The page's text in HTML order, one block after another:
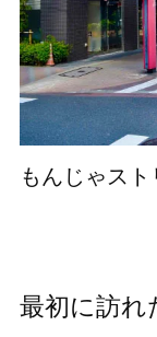
もんじゃスト
最初に訪れ